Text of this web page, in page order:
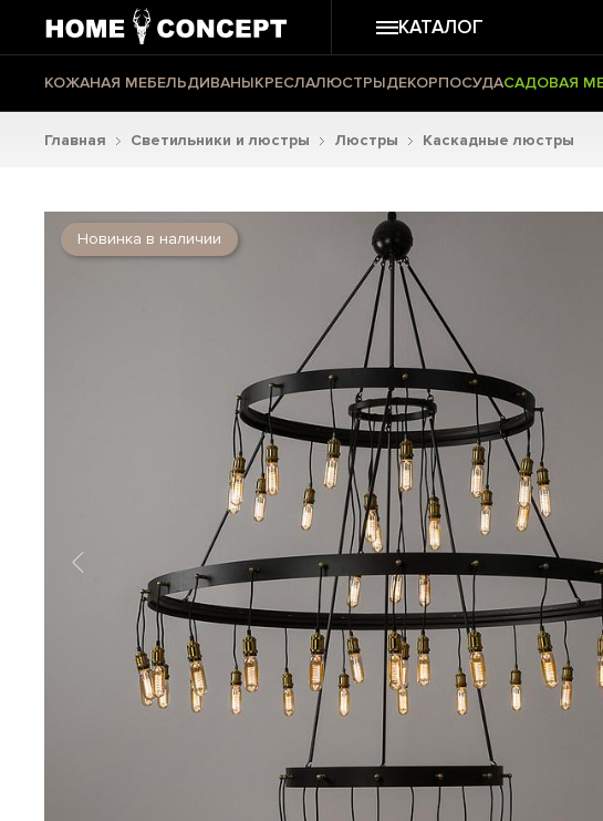
КАТАЛОГ
КОЖАНАЯ МЕБЕЛЬДИВАНЫКРЕСЛАЛЮСТРЫДЕКОРПОСУДАСАДОВАЯ
Главная Светильники и люстры Люстры Каскадные люстры
Новинка в наличии